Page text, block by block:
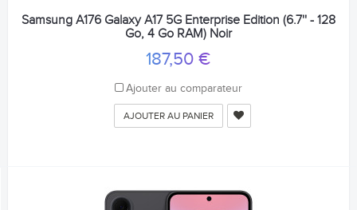
Samsung A176 Galaxy A17 5G Enterprise Edition (6.7'' - 128
Go, 4 Go RAM) Noir
187,50 €
Ajouter au comparateur
AJOUTER AU PANIER